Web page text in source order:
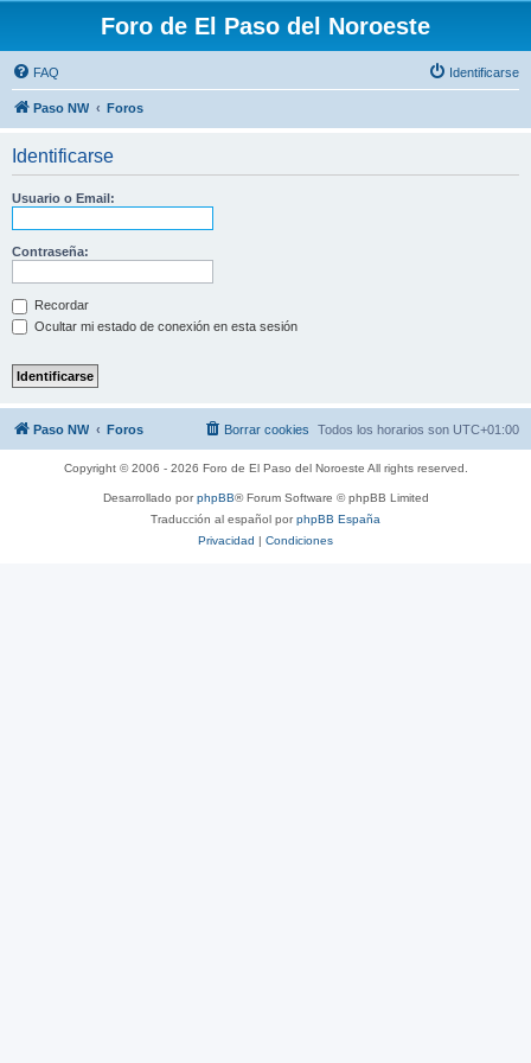
Foro de El Paso del Noroeste
FAQ Identificarse
Paso NW Foros
Identificarse
Usuario o Email:
Contraseña:
Recordar
Ocultar mi estado de conexión en esta sesión
Paso NW Foros Todos los horarios son UTC+01:00
Borrar cookies
Copyright © 2006 - 2026 Foro de El Paso del Noroeste All rights reserved.
Desarrollado porphpBB® Forum Software © phpBB Limited
Traducción al español porphpBB España
Privacidad | Condiciones